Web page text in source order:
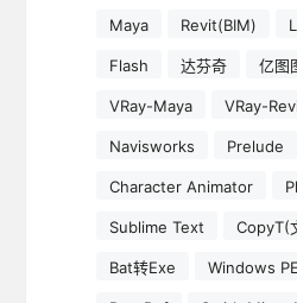
Maya Revit(BIM)
Flash 达芬奇 亿图
VRay-Maya VRay-
Navisworks Prelude
Character Animator
Sublime Text CopyT(
Bat转Exe Windows PE